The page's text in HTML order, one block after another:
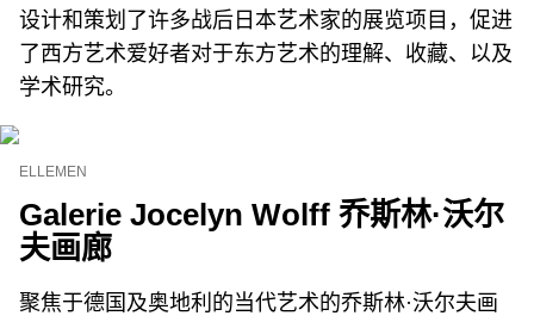
设计和策划了许多战后日本艺术家的展览项目，促进
了西方艺术爱好者对于东方艺术的理解、收藏、以及
学术研究。
ELLEMEN
Galerie Jocelyn Wolff 乔斯林·沃尔
夫画廊
聚焦于德国及奥地利的当代艺术的乔斯林·沃尔夫画